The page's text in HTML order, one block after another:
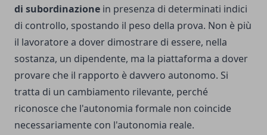
di subordinazione in presenza di determinati indici
di controllo, spostando il peso della prova. Non è più
il lavoratore a dover dimostrare di essere, nella
sostanza, un dipendente, ma la piattaforma a dover
provare che il rapporto è davvero autonomo. Si
tratta di un cambiamento rilevante, perché
riconosce che l'autonomia formale non coincide
necessariamente con l'autonomia reale.